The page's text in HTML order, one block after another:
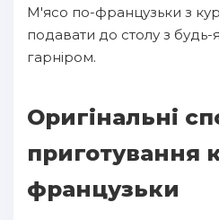
М'ясо по-французьки з
подавати до столу з
гарніром.
Оригінальні
приготування
французьки